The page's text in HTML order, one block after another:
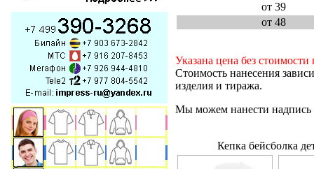
от 39
от 48
Указана цена без стоимости
Стоимость нанесения
изделия и тиража.
Мы можем нанести надпись
Кепка бейсболка